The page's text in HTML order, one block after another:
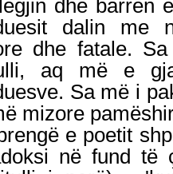
dhe barrën
dalin me
dhe fatale.
aq më e
Sa më i
mizore
e poetit
në fund të